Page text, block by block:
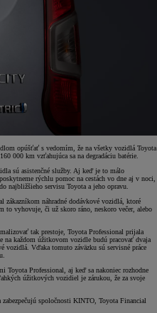
opúšťať s vedomím, že na všetky vozidlá Toyota
000 km vzťahujúca sa na degradáciu batérie.
sú asistenčné služby. Aj keď je to málo
rýchlu pomoc na cestách vo dne aj v noci,
najbližšieho servisu Toyota a jeho opravu.
zákazníkom náhradné dodávkové vozidlá, ktoré
to vyhovuje, či už skoro ráno, neskoro večer, alebo
tak prestoje, Toyota Professional prijala
na každom úžitkovom vozidle budú pracovať dvaja
vozidlá. Vďaka tomuto záväzku sú servisné práce
Toyota Professional, aj keď sa nakoniec rozhodne
úžitkových vozidiel je zárukou, že za svoje
spoločnosti KINTO, Toyota Financial